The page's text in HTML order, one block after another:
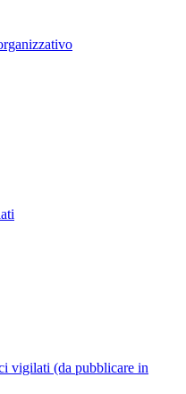
vigilati (da pubblicare in